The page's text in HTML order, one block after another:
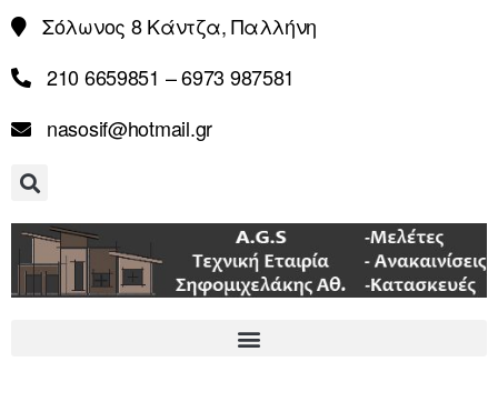
Σόλωνος 8 Κάντζα, Παλλήνη
210 6659851 – 6973 987581
nasosif@hotmail.gr